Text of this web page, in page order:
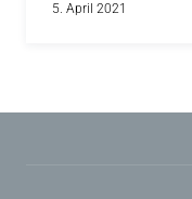
5. April 2021